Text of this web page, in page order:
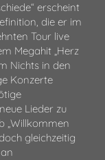
erscheint
die er im
Tour live
Megahit „Herz
Nichts in den
Konzerte
Lieder zu
„Willkommen
gleichzeitig